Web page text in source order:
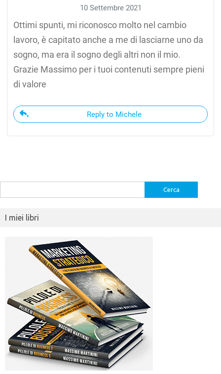
10 Settembre 2021
Ottimi spunti, mi riconosco molto nel cambio
lavoro, è capitato anche a me di lasciarne uno da
sogno, ma era il sogno degli altri non il mio.
Grazie Massimo per i tuoi contenuti sempre pieni
di valore
Reply to Michele
per:
I miei libri